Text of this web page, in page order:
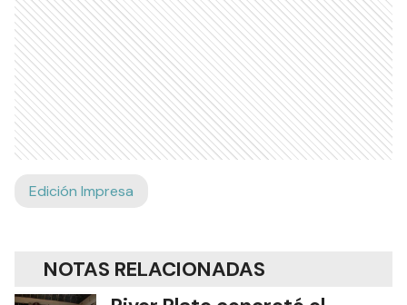
Edición Impresa
NOTAS RELACIONADAS